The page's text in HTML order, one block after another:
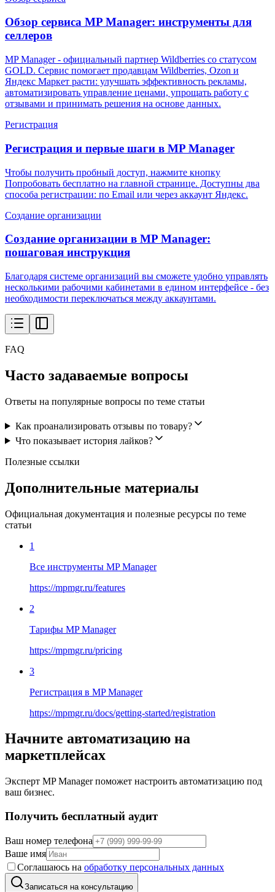
Обзор сервиса MP Manager: инструменты для
селлеров
MP Manager - официальный партнер Wildberries со статусом
GOLD. Сервис помогает продавцам Wildberries, Ozon и
Яндекс Маркет расти: улучшать эффективность рекламы,
автоматизировать управление ценами, упрощать работу с
отзывами и принимать решения на основе данных.
Регистрация
Регистрация и первые шаги в MP Manager
Чтобы получить пробный доступ, нажмите кнопку
Попробовать бесплатно на главной странице. Доступны два
способа регистрации: по Email или через аккаунт Яндекс.
Создание организации
Создание организации в MP Manager:
пошаговая инструкция
Благодаря системе организаций вы сможете удобно управлять
несколькими рабочими кабинетами в едином интерфейсе - без
необходимости переключаться между аккаунтами.
FAQ
Часто задаваемые вопросы
Ответы на популярные вопросы по теме статьи
Как проанализировать отзывы по товару?
Что показывает история лайков?
Полезные ссылки
Дополнительные материалы
Официальная документация и полезные ресурсы по теме
статьи
1
Все инструменты MP Manager
https://mpmgr.ru/features
2
Тарифы MP Manager
https://mpmgr.ru/pricing
3
Регистрация в MP Manager
https://mpmgr.ru/docs/getting-started/registration
Начните автоматизацию на
маркетплейсах
Эксперт MP Manager поможет настроить автоматизацию под
ваш бизнес.
Получить бесплатный аудит
Ваш номер телефона
Ваше имя
Соглашаюсь на обработку персональных данных
Записаться на консультацию